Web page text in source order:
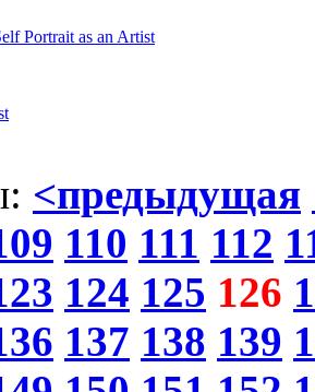
<предыдущая
110 111 112
124 125 126
137 138 139